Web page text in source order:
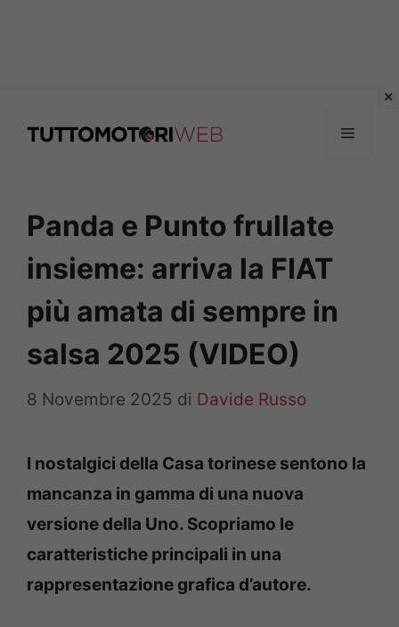
Menu
Panda e Punto frullate
insieme: arriva la FIAT
più amata di sempre in
salsa 2025 (VIDEO)
8 Novembre 2025 di Davide Russo
I nostalgici della Casa torinese sentono la
mancanza in gamma di una nuova
versione della Uno. Scopriamo le
caratteristiche principali in una
rappresentazione grafica d’autore.